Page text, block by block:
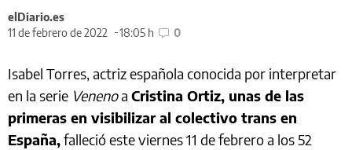
elDiario.es
11 de febrero de 2022
18:05 h 0
Isabel Torres, actriz española conocida por interpretar
en la serie Venenoa Cristina Ortiz, unas de las
primeras en visibilizar al colectivo trans en
España,falleció este viernes 11 de febrero a los 52